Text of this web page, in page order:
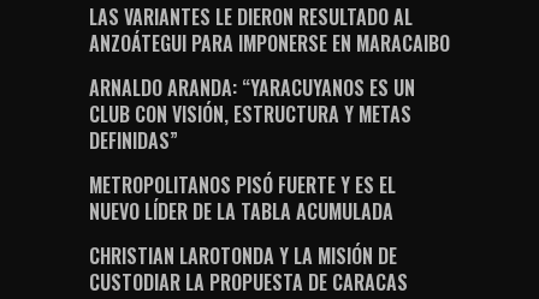
LAS VARIANTES LE DIERON RESULTADO AL
ANZOÁTEGUI PARA IMPONERSE EN MARACAIBO
ARNALDO ARANDA: “YARACUYANOS ES UN
CLUB CON VISIÓN, ESTRUCTURA Y METAS
DEFINIDAS”
METROPOLITANOS PISÓ FUERTE Y ES EL
NUEVO LÍDER DE LA TABLA ACUMULADA
CHRISTIAN LAROTONDA Y LA MISIÓN DE
CUSTODIAR LA PROPUESTA DE CARACAS